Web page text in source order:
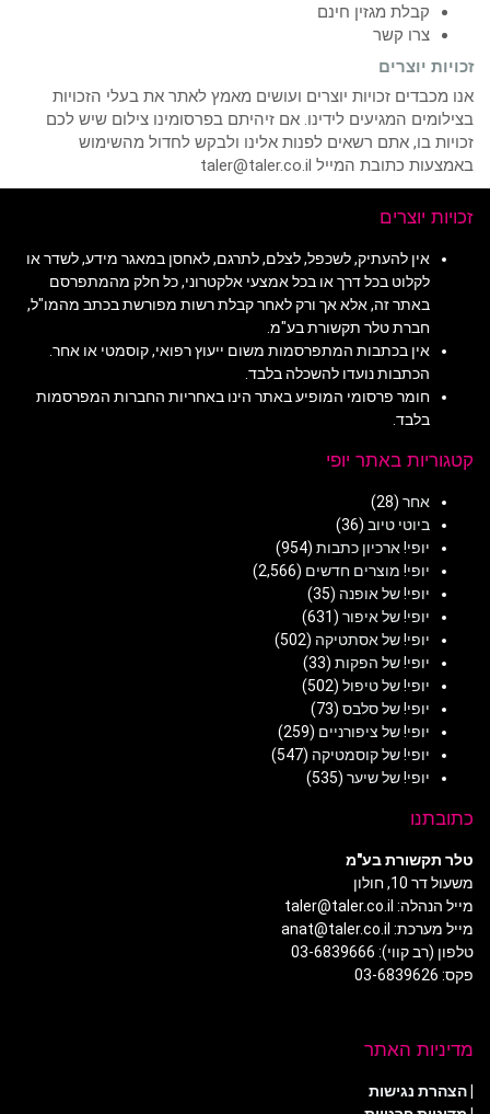
קבלת מגזין חינם
צרו קשר
זכויות יוצרים
אנו מכבדים זכויות יוצרים ועושים מאמץ לאתר את בעלי הזכויות
בצילומים המגיעים לידינו. אם זיהיתם בפרסומינו צילום שיש לכם
זכויות בו, אתם רשאים לפנות אלינו ולבקש לחדול מהשימוש
באמצעות כתובת המייל taler@taler.co.il
זכויות יוצרים
אין להעתיק, לשכפל, לצלם, לתרגם, לאחסן במאגר מידע, לשדר או
לקלוט בכל דרך או בכל אמצעי אלקטרוני, כל חלק מהמתפרסם
באתר זה, אלא אך ורק לאחר קבלת רשות מפורשת בכתב מהמו"ל,
חברת טלר תקשורת בע"מ.
אין בכתבות המתפרסמות משום ייעוץ רפואי, קוסמטי או אחר.
הכתבות נועדו להשכלה בלבד.
חומר פרסומי המופיע באתר הינו באחריות החברות המפרסמות
בלבד.
קטגוריות באתר יופי
אחר (28)
ביוטי טיוב (36)
יופי! ארכיון כתבות (954)
יופי! מוצרים חדשים (2,566)
יופי! של אופנה (35)
יופי! של איפור (631)
יופי! של אסתטיקה (502)
יופי! של הפקות (33)
יופי! של טיפול (502)
יופי! של סלבס (73)
יופי! של ציפורניים (259)
יופי! של קוסמטיקה (547)
יופי! של שיער (535)
כתובתנו
טלר תקשורת בע"מ
משעול דר 10, חולון
מייל הנהלה: taler@taler.co.il
מייל מערכת: anat@taler.co.il
טלפון (רב קווי): 03-6839666
פקס: 03-6839626
מדיניות האתר
|הצהרת נגישות